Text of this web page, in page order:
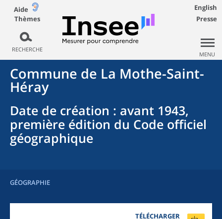
Aide
Thèmes
RECHERCHE
English
Presse
MENU
Commune de La Mothe-Saint-
Héray
Date de création : avant 1943,
première édition du Code officiel
géographique
GÉOGRAPHIE
TÉLÉCHARGER